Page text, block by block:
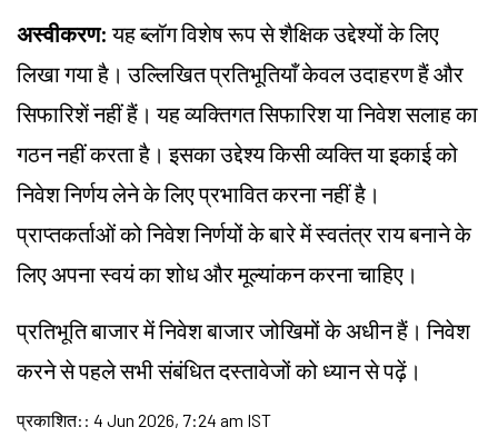
अस्वीकरण: यह ब्लॉग विशेष रूप से शैक्षिक उद्देश्यों के लिए
लिखा गया है। उल्लिखित प्रतिभूतियाँ केवल उदाहरण हैं और
सिफारिशें नहीं हैं। यह व्यक्तिगत सिफारिश या निवेश सलाह का
गठन नहीं करता है। इसका उद्देश्य किसी व्यक्ति या इकाई को
निवेश निर्णय लेने के लिए प्रभावित करना नहीं है।
प्राप्तकर्ताओं को निवेश निर्णयों के बारे में स्वतंत्र राय बनाने के
लिए अपना स्वयं का शोध और मूल्यांकन करना चाहिए।
प्रतिभूति बाजार में निवेश बाजार जोखिमों के अधीन हैं। निवेश
करने से पहले सभी संबंधित दस्तावेजों को ध्यान से पढ़ें।
प्रकाशित: : 4 Jun 2026, 7:24 am IST